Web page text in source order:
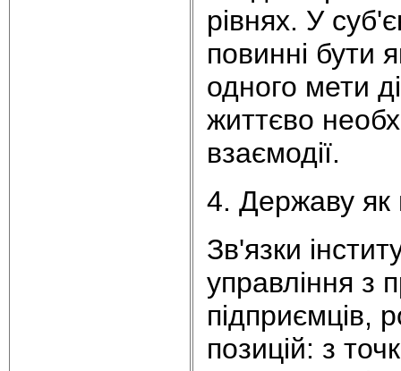
рівнях. У
повинні бути
одного мети
життєво
взаємодії.
4. Державу як
Зв'язки
управління з
підприємців,
позицій: з